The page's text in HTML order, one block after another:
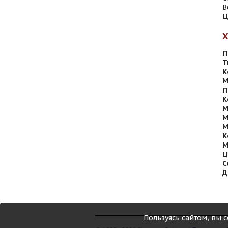
Пользуясь сайтом, вы